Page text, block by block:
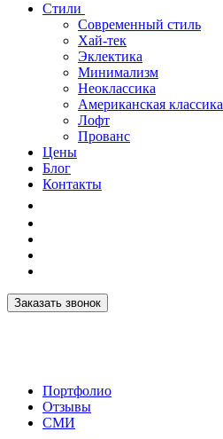
Стили
Современный стиль
Хай-тек
Эклектика
Минимализм
Неоклассика
Американская классика
Лофт
Прованс
Цены
Блог
Контакты
Заказать звонок
Портфолио
Отзывы
СМИ